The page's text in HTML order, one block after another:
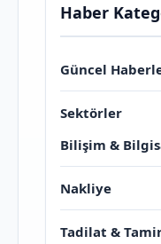
Haber
Güncel
Sektörler
Bilişim &
Nakliye
Tadilat &